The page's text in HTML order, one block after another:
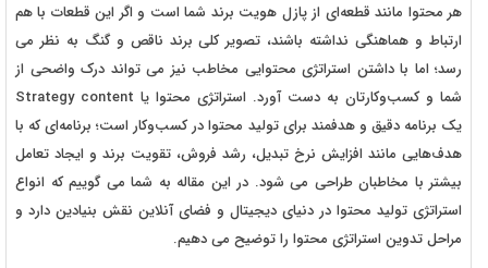
هر محتوا مانند قطعه‌ای از پازل هویت برند شما است و اگر این قطعات با هم
ارتباط و هماهنگی نداشته باشند، تصویر کلی برند ناقص و گنگ به نظر می‌
رسد؛ اما با داشتن استراتژی محتوایی مخاطب نیز می‌ تواند درک واضحی از
شما و کسب‌و‌کارتان به دست آورد. استراتژی محتوا یا Strategy content
یک برنامه‌ دقیق و هدفمند برای تولید محتوا در کسب‌و‌کار است؛ برنامه‌ای که با
هدف‌هایی مانند افزایش نرخ تبدیل، رشد فروش، تقویت برند و ایجاد تعامل
بیشتر با مخاطبان طراحی می‌ شود. در این مقاله به شما می گوییم که انواع
استراتژی تولید محتوا در دنیای دیجیتال و فضای آنلاین نقش بنیادین دارد و
مراحل تدوین استراتژی محتوا را توضیح می دهیم.